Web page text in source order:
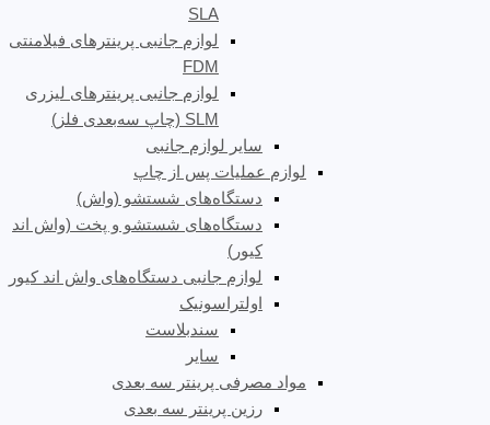
SLA
لوازم جانبی پرینترهای فیلامنتی
FDM
لوازم جانبی پرینترهای لیزری
SLM (چاپ سه‌بعدی فلز)
سایر لوازم جانبی
لوازم عملیات پس از چاپ
دستگاه‌های شستشو (واش)
دستگاه‌های شستشو و پخت (واش اند
کیور)
لوازم جانبی دستگاه‌های واش اند کیور
اولتراسونیک
سندبلاست
سایر
مواد مصرفی پرینتر سه بعدی
رزین پرینتر سه بعدی